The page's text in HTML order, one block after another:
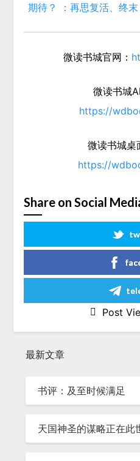
期待？ ：再思复活、终
微读书城官网：
微读书城
https://
微读书城桌
https://
Share on Social
Post
最新文章
书评：及至时候满足
天国神圣的谋略正在此